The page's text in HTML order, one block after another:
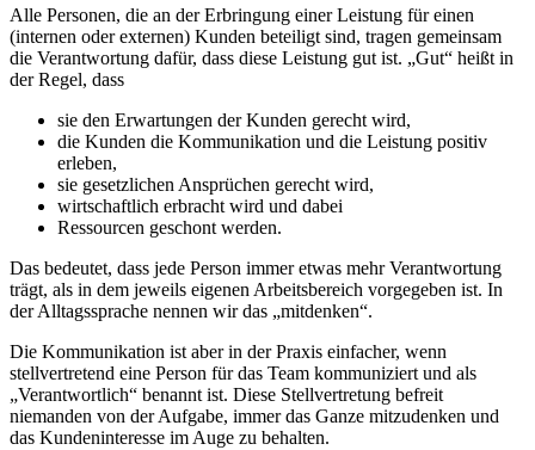
Alle Personen, die an der Erbringung einer Leistung für einen
(internen oder externen) Kunden beteiligt sind, tragen gemeinsam
die Verantwortung dafür, dass diese Leistung gut ist. „Gut“ heißt in
der Regel, dass
sie den Erwartungen der Kunden gerecht wird,
die Kunden die Kommunikation und die Leistung positiv
erleben,
sie gesetzlichen Ansprüchen gerecht wird,
wirtschaftlich erbracht wird und dabei
Ressourcen geschont werden.
Das bedeutet, dass jede Person immer etwas mehr Verantwortung
trägt, als in dem jeweils eigenen Arbeitsbereich vorgegeben ist. In
der Alltagssprache nennen wir das „mitdenken“.
Die Kommunikation ist aber in der Praxis einfacher, wenn
stellvertretend eine Person für das Team kommuniziert und als
„Verantwortlich“ benannt ist. Diese Stellvertretung befreit
niemanden von der Aufgabe, immer das Ganze mitzudenken und
das Kundeninteresse im Auge zu behalten.